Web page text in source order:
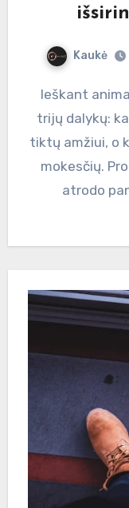
Kaukė
Ieškant animatorių Kaune dažniausiai norisi
trijų dalykų:
tiktų amžiui, o
mokesčių.
atrodo